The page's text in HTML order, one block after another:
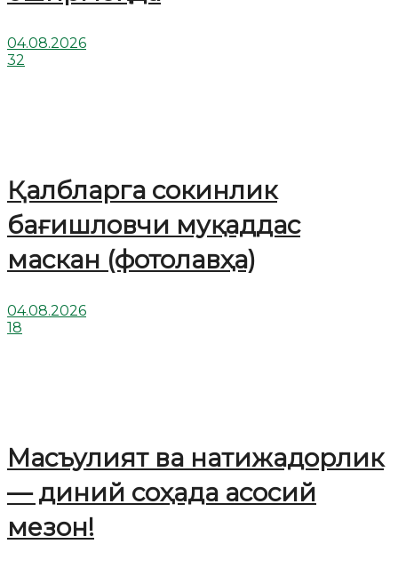
04.08.2026
32
Қалбларга сокинлик
бағишловчи муқаддас
маскан (фотолавҳа)
04.08.2026
18
Масъулият ва натижадорлик
— диний соҳада асосий
мезон!